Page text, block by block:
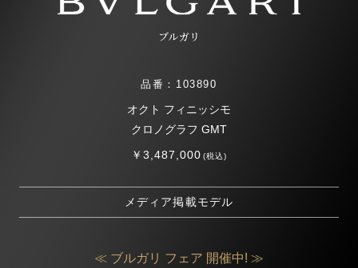
ブルガリ
品番：103890
オクト フィニッシモ
クロノグラフ GMT
￥3,487,000(税込)
メディア掲載モデル
≪ ブルガリ フェア 開催中! ≫